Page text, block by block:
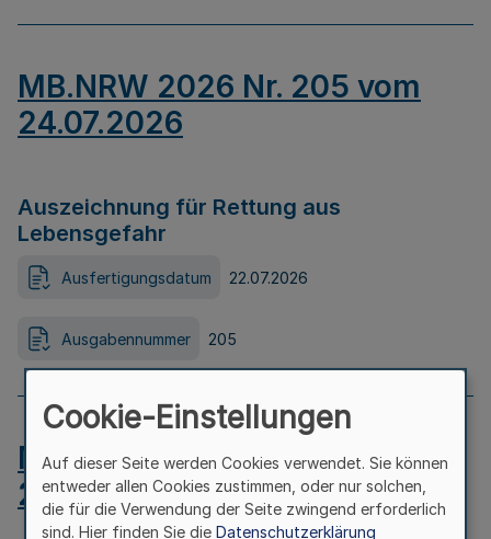
MB.NRW 2026 Nr. 205 vom
24.07.2026
Auszeichnung für Rettung aus
Lebensgefahr
Ausfertigungsdatum 22.07.2026
Ausgabennummer 205
MB.NRW 2026 Nr. 204 vom
24.07.2026
Cookie-Einstellungen
Auf dieser Seite werden Cookies verwendet. Sie können
entweder allen Cookies zustimmen, oder nur solchen,
die für die Verwendung der Seite zwingend erforderlich
sind. Hier finden Sie die Datenschutzerklärung